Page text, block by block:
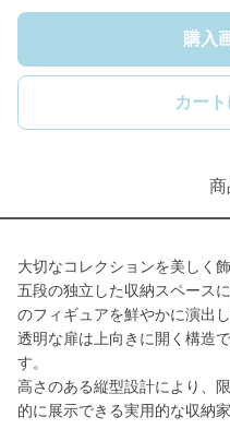
購入
カー
商
大切なコレクションを美しく
五段の独立した収納スペース
のフィギュアを鮮やかに演出し
透明な扉は上向きに開く構造
す。
高さのある縦型設計により、
的に展示できる実用的な収納家